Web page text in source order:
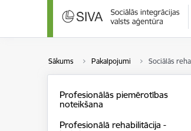
Sākums Pakalpojumi Sociālās
Profesionālās piemērotības
noteikšana
Profesionālā rehabilitācija -